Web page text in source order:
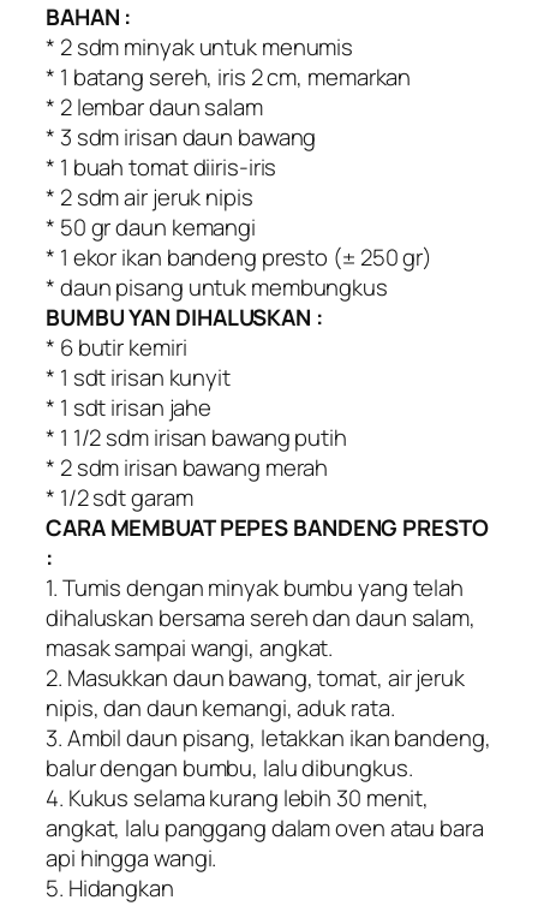
BAHAN :
* 2 sdm minyak untuk menumis
* 1 batang sereh, iris 2 cm, memarkan
* 2 lembar daun salam
* 3 sdm irisan daun bawang
* 1 buah tomat diiris-iris
* 2 sdm air jeruk nipis
* 50 gr daun kemangi
* 1 ekor ikan bandeng presto (± 250 gr)
* daun pisang untuk membungkus
BUMBU YAN DIHALUSKAN :
* 6 butir kemiri
* 1 sdt irisan kunyit
* 1 sdt irisan jahe
* 1 1/2 sdm irisan bawang putih
* 2 sdm irisan bawang merah
* 1/2 sdt garam
CARA MEMBUAT PEPES BANDENG PRESTO
:
1. Tumis dengan minyak bumbu yang telah
dihaluskan bersama sereh dan daun salam,
masak sampai wangi, angkat.
2. Masukkan daun bawang, tomat, air jeruk
nipis, dan daun kemangi, aduk rata.
3. Ambil daun pisang, letakkan ikan bandeng,
balur dengan bumbu, lalu dibungkus.
4. Kukus selama kurang lebih 30 menit,
angkat, lalu panggang dalam oven atau bara
api hingga wangi.
5. Hidangkan